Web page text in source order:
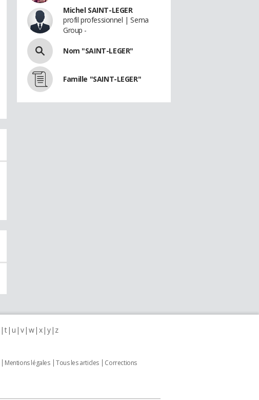
Michel SAINT-LEGER
profil professionnel | Sema
Group -
Nom "SAINT-LEGER"
Famille "SAINT-LEGER"
t u v w x y z
Mentions légales Tous les articles
Corrections